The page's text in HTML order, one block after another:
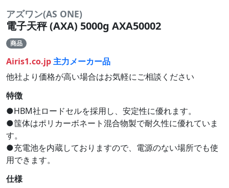
アズワン(AS ONE)
電子天秤 (AXA) 5000g AXA50002
商品
Airis1.co.jp主力メーカー品
他社より価格が高い場合はお気軽にご相談ください
特徴
●HBM社ロードセルを採用し、安定性に優れます。
●筺体はポリカーボネート混合物製で耐久性に優れていま
す。
●充電池を内蔵しておりますので、電源のない場所でも使
用できます。
仕様